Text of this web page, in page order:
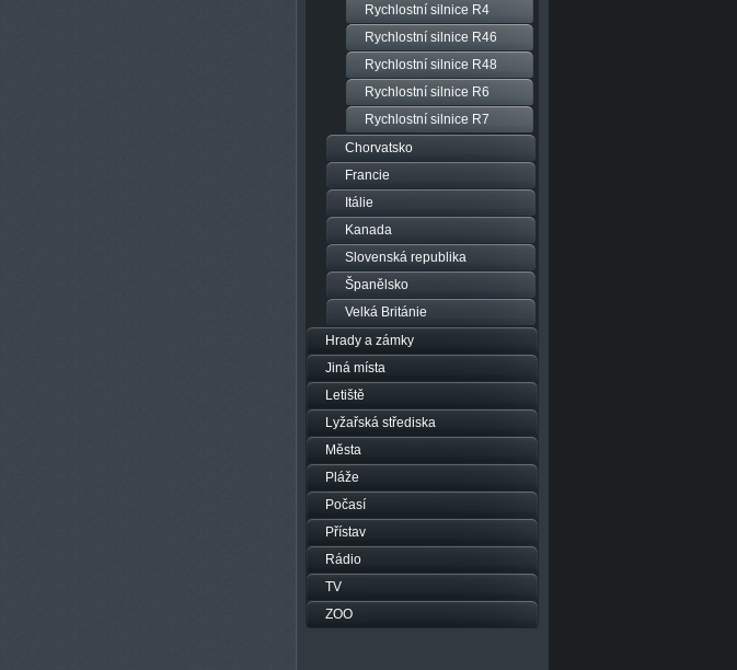
Rychlostní silnice R4
Rychlostní silnice R46
Rychlostní silnice R48
Rychlostní silnice R6
Rychlostní silnice R7
Chorvatsko
Francie
Itálie
Kanada
Slovenská republika
Španělsko
Velká Británie
Hrady a zámky
Jiná místa
Letiště
Lyžařská střediska
Města
Pláže
Počasí
Přístav
Rádio
TV
ZOO